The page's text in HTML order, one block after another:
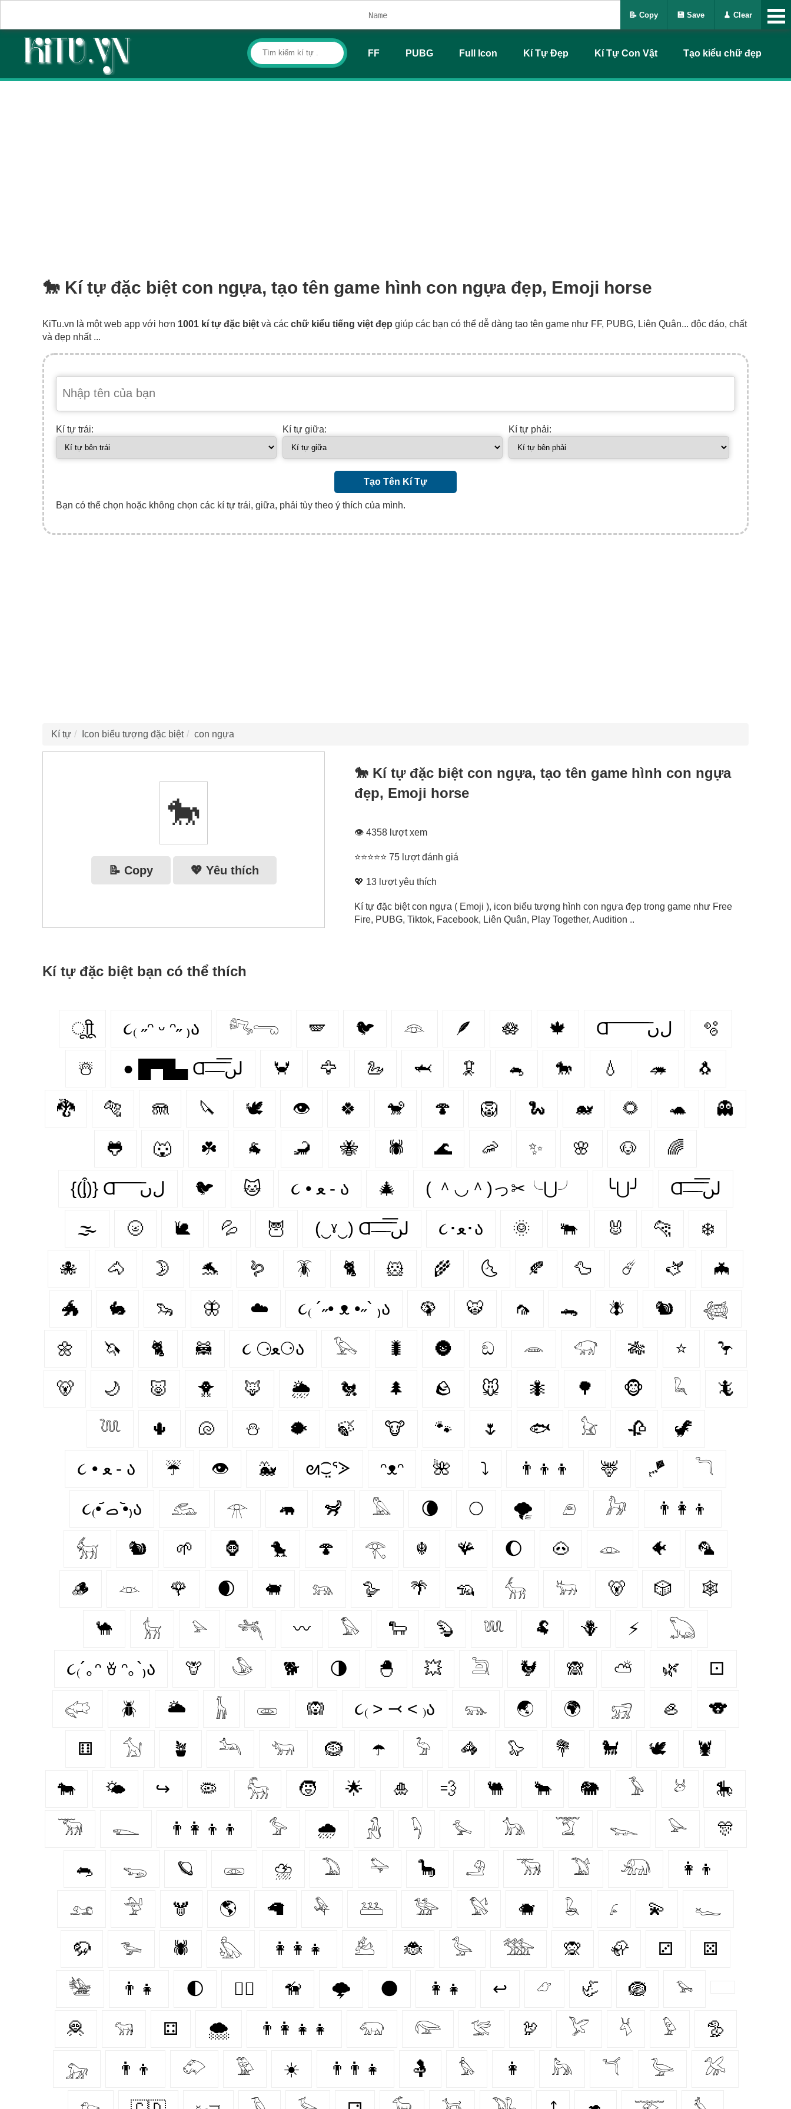
FF PUBG Full Icon Kí Tự Đẹp Kí Tự Con Vật Tạo kiểu chữ đẹp
🐎 Kí tự đặc biệt con ngựa, tạo tên game hình con ngựa đẹp, Emoji horse
KiTu.vn là một web app với hơn 1001 kí tự đặc biệt và các chữ kiểu tiếng việt đẹp giúp các bạn có thể dễ dàng tạo tên game như FF, PUBG, Liên Quân... độc đáo, chất
và đẹp nhất ...
Kí tự trái: Kí tự giữa: Kí tự phải:
Tạo Tên Kí Tự
Bạn có thể chọn hoặc không chọn các kí tự trái, giữa, phải tùy theo ý thích của mình.
Kí tự Icon biểu tượng đặc biệt con ngựa
🐎
📝 Copy 💖 Yêu thích
🐎 Kí tự đặc biệt con ngựa, tạo tên game hình con ngựa
đẹp, Emoji horse
👁 4358 lượt xem
⭐⭐⭐⭐⭐ 75 lượt đánh giá
💖 13 lượt yêu thích
Kí tự đặc biệt con ngựa ( Emoji ), icon biểu tượng hình con ngựa đẹp trong game như Free
Fire, PUBG, Tiktok, Facebook, Liên Quân, Play Together, Audition ..
Kí tự đặc biệt bạn có thể thích
ूाीू ૮₍ ˶ᵔ ᵕ ᵔ˶ ₎ა 𓀐𓂸 🪽 🐦 𓁻 🪶 🪷 🍁 Ɑ͞ ͞ ͞ ͞ ͞ ͞ ͞ ͞ لﮞ 🫧
☃️ ● █▀█▄ Ɑ͞ ̶͞ ̶͞ ̶͞ لں͞ 🦀 🦅 🦢 🦈 🦑 🐁 🐎 💧 🦔 🐧
🐉 🐅 🪼 🔪 🕊️ 👁 🍀 🐒 🍄 🦁 🐍 🐋 🌻 🐢 👻
🐸 🐺 ☘️ 🐐 🦂 🐝 🕷 🌊 🦐 ✨ 🌸 🐶 🌈
{(ᶅ͒)} Ɑ͞ ͞ ͞ ͞ ͞ ﻝﮞ 🐦‍ 🐱 ૮ • ﻌ - ა 🎄 ( ＾◡＾)っ✂╰⋃╯ ╰⋃╯ Ɑ͞ ̶͞ ̶͞ ̶͞ لں͞
🌫️ 🌝 🐌 💦 🦉 (‿ˠ‿) Ɑ͞ ̶͞ ̶͞ ̶͞ لں͞ ૮･ﻌ･ა 🌞 🐃 🐰 🐆 ❄️
🐙 🐴 🌛 🐬 🪱 🪳 🐈 🐹 🌾 🌜 🍂 🦆 ☄️ 🫏 🦇
🐲 🐇 🦦 🦋 ☁️ ૮₍ ´˶• ᴥ •˶` ₎ა 🦚 🐯 🦟 🐊 🪰 🐿️ 𓆉
🌼 🦄 🐈‍ 🦝 ૮ ⚆ﻌ⚆ა 𓅂 🐛 🌚 ඞ 𓂎 𓃟 🎋 ⭐ 🦩
🐻‍ 🌙 🐷 🐥 🦊 🌦️ 🐔 🌲 🪨 🐭 🐜 🌳 🐵 𓆗 🦎
𓆙 🌵 🐚 ⛄ 🐡 🍃 🐮 🐾 🌷 🐟 𓃠 🥀 🦖
૮ • ﻌ - ა⁩ ☔ 👁️ 🐳 ᘛ⁐̤ᕐᐷ ᵔᴥᵔ 🌺 ⤵ 👨‍👦‍👦 🦌 🪁 𓆓
૮₍•᷄ ࡇ •᷅₎ა 𓃹 𓁿 🦛 🦨 𓅓 🌘 🌕 🌪️ 𓂉 𓃗 👨‍👩‍👦
𓃶 🐿 🌱 🦍 🐤 🍄‍ 𓂀 ☬ 🪸 🌔 🐽 𓁼 🐠 🦜
🪵 𓁺 🌹 🌒 🐖 𓃬 🪿 🌴 🦡 𓃲 𓃽 🐻 🎲 🕸️
🐪 𓃴 𓅫 𓆈 〰️ 𓅃 🐑 🦫 𓆚 🐏 🪻 ⚡ 𓆏
૮₍´｡ᵔ ꈊ ᵔ｡`₎ა 🦒 𓅇 🐕 🌗 🐣 💥 𓆖 🐓 🙈 ⛅ 🌿 ⚀
𓅾 🪲 🌥️ 𓃱 𓁾 🙉 ૮₍ ˃ ⤙ ˂ ₎ა 𓃮 🌏 🌍 𓃸 🦪 🐨
⚅ 𓃩 🪴 𓃢 𓃓 🪹 ☂️ 𓅦 🦓 🦭 💐 🐩 🕊 🦞
🐄 🌤️ ↪ 🦠 𓃵 🧒 🌟 🎍 💨 🐫 🐂 🐘 𓅥 𓃾 🎠
𓃝 𓆍 👨‍👩‍👦‍👦 𓅞 🌧️ 𓃻 𓆐 𓅙 𓃥 𓄆 𓆊 𓅪 🎊
🐀 𓆌 🪐 𓁽 ⛈️ 𓅐 𓅍 🦕 𓄂 𓃞 𓅑 𓃰 👩‍👦
𓃭 𓅴 🫎 🌎 🦙 𓅆 𓅹 𓅺 𓅄 🐗 𓆘 𓂊 💫 𓆑
🦬 𓅧 🕷️ 𓅽 👩‍👩‍👧 𓃕 🐞 𓅭 𓅢 🙊 🦣 ⚂ ⚄
𓅋 👨‍👧 🌓 🐕‍🦺 🦮 🌩️ 🌑 👩‍👧 ↩ 𓃿 🦏 🪺 𓅩
🦧 𓃔 ⚃ 🌨️ 👨‍👩‍👧‍👧 𓃯 𓅼 𓅛 🦃 𓅯 𓄃 𓅱 🦤
𓃷 👨‍👦 𓄁 𓅳 ☀️ 👨‍👨‍👧 🤱 𓅊 👩‍ 𓃦 𓆔 𓅬 𓅮
📝 Copy 💾 Save 🧹 Clear